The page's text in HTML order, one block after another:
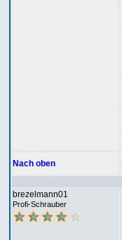
Nach oben
brezelmann01
Profi-Schrauber